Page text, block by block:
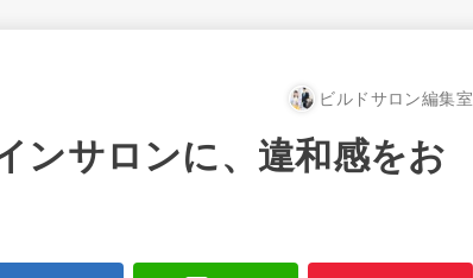
ビルドサロン編集室
ンサロンに、違和感をお